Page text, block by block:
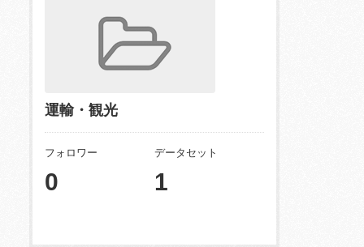
運輸・観光
フォロワー
0
データセット
1